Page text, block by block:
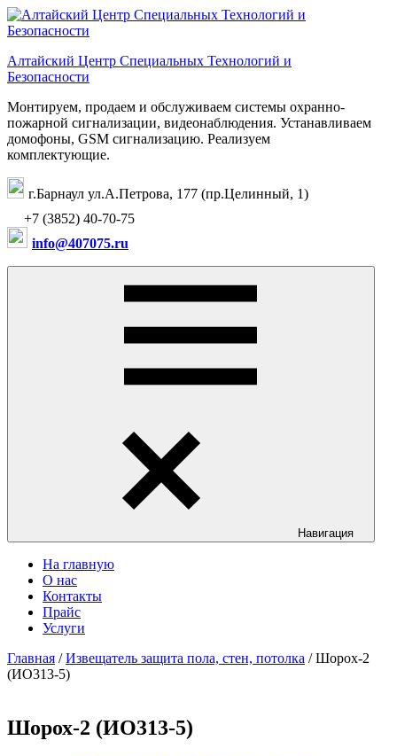
Перейти
к
Алтайский Центр Специальных Технологий и
Безопасности
Монтируем, продаем и обслуживаем системы охранно-
пожарной сигнализации, видеонаблюдения. Устанавливаем
домофоны, GSM сигнализацию. Реализуем
комплектующие.
г.Барнаул ул.А.Петрова, 177 (пр.Целинный, 1)
+7 (3852) 40-70-75
info@407075.ru
Навигация
На главную
О нас
Контакты
Прайс
Услуги
Главная /Извещатель защита пола, стен, потолка / Шорох-2
(ИО313-5)
Шорох-2 (ИО313-5)